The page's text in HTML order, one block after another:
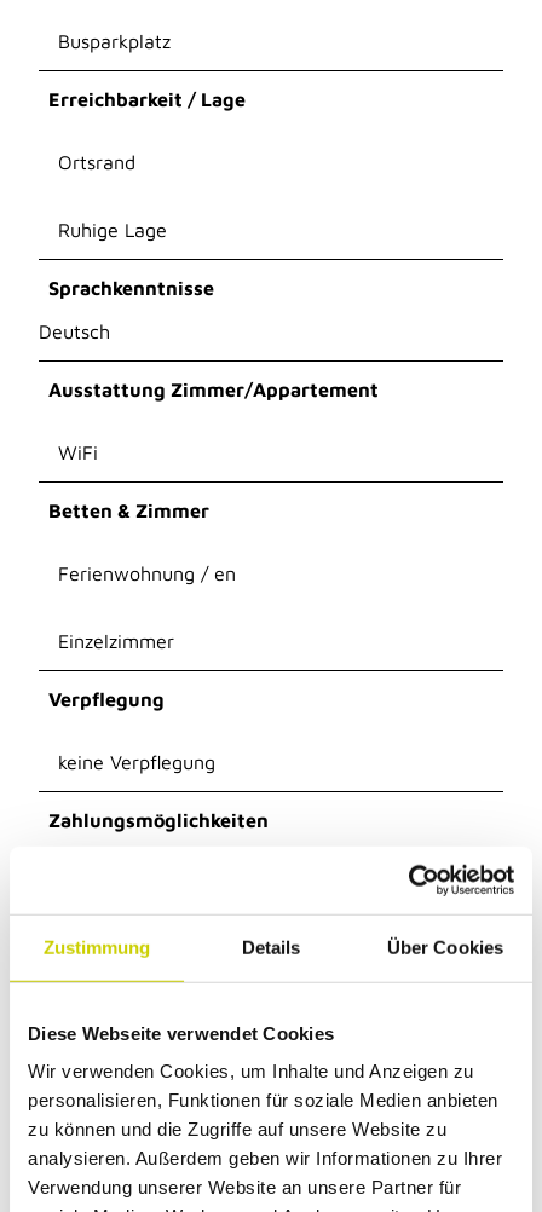
Zustimmung Details Über Cookies
Diese Webseite verwendet Cookies
Wir verwenden Cookies, um Inhalte und Anzeigen zu
personalisieren, Funktionen für soziale Medien anbieten
zu können und die Zugriffe auf unsere Website zu
analysieren. Außerdem geben wir Informationen zu Ihrer
Verwendung unserer Website an unsere Partner für
Busparkplatz
Erreichbarkeit / Lage
Ortsrand
Ruhige Lage
Sprachkenntnisse
Deutsch
Ausstattung Zimmer/Appartement
WiFi
Betten & Zimmer
Ferienwohnung / en
Einzelzimmer
Verpflegung
keine Verpflegung
Zahlungsmöglichkeiten
Für Kinder
Kinderhochstuhl
Einrichtungen Betrieb
Haustiere nicht erlaubt
Gästeküche